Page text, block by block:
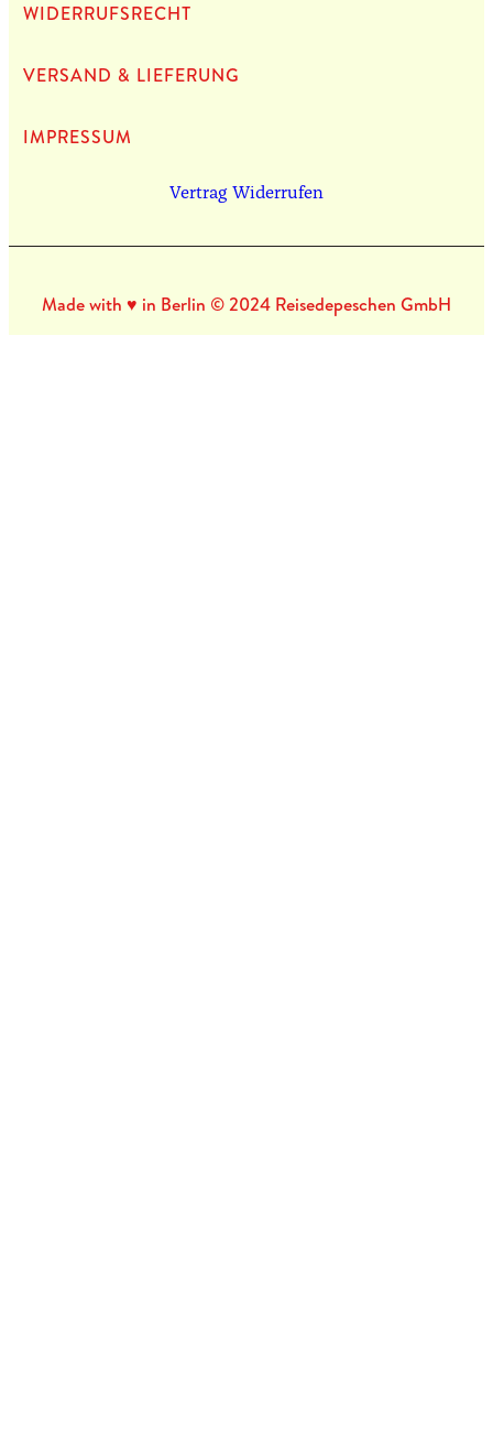
WIDERRUFSRECHT
VERSAND & LIEFERUNG
IMPRES­SUM
Vertrag Widerrufen
Made with ♥ in Berlin © 2024 Reisedepeschen GmbH